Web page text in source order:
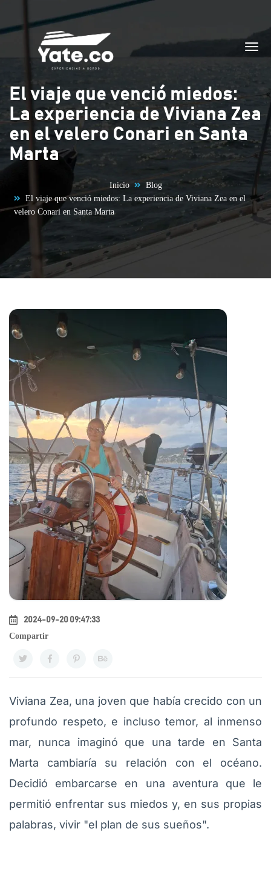
Saltar al contenido
El viaje que venció miedos:
La experiencia de Viviana Zea
en el velero Conari en Santa
Marta
Inicio
Blog
El viaje que venció miedos: La experiencia de Viviana Zea en el
velero Conari en Santa Marta
2024-09-20 09:47:33
Compartir
Viviana Zea, una joven que había crecido con un
profundo respeto, e incluso temor, al inmenso
mar, nunca imaginó que una tarde en Santa
Marta cambiaría su relación con el océano.
Decidió embarcarse en una aventura que le
permitió enfrentar sus miedos y, en sus propias
palabras, vivir "el plan de sus sueños".